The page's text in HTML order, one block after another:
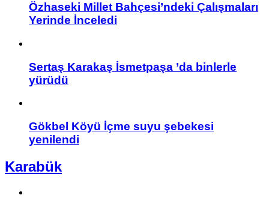
Özhaseki Millet Bahçesi’ndeki Çalışmaları
Yerinde İnceledi
Sertaş Karakaş İsmetpaşa ’da binlerle
yürüdü
Gökbel Köyü İçme suyu şebekesi
yenilendi
Karabük